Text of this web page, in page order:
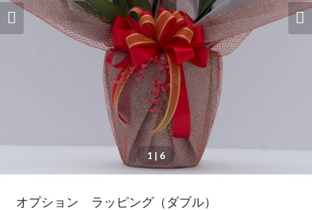
1 | 6
オプション ラッピング（ダブル）